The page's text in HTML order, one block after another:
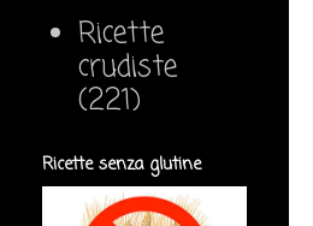
Ricette
crudiste
(221)
Ricette senza glutine